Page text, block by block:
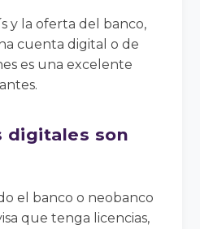
y la oferta del banco,
cuenta digital o de
es una excelente
digitales son
el banco o neobanco
que tenga licencias,